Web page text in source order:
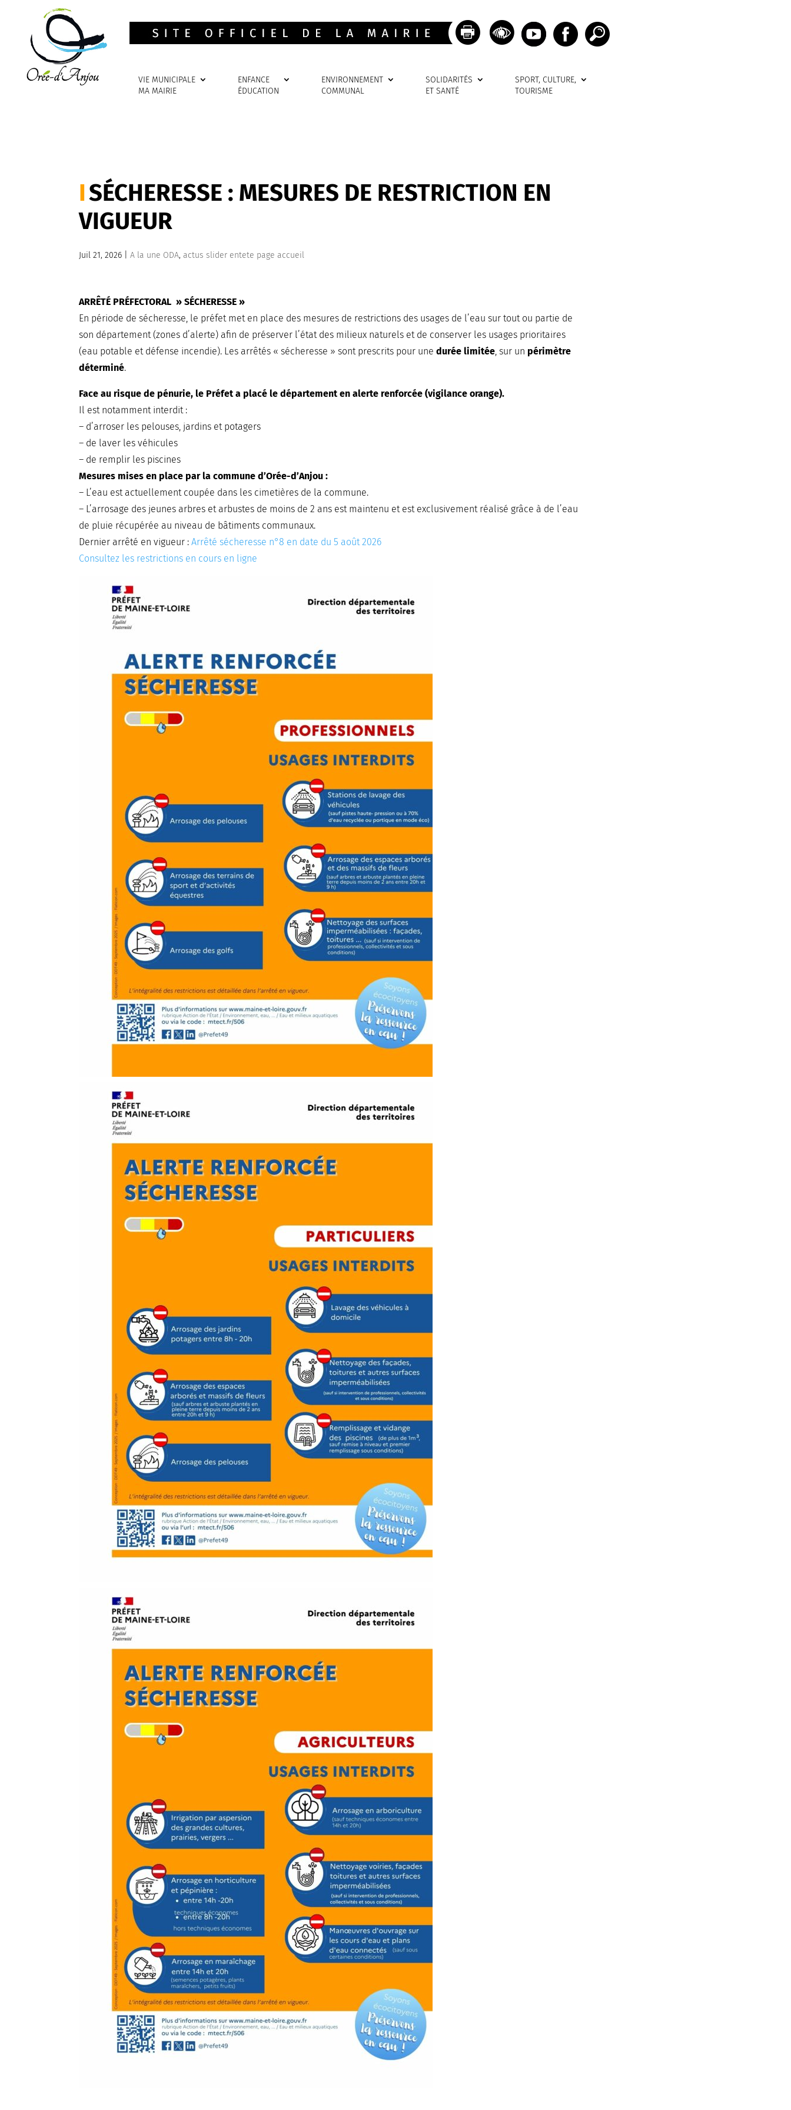
VIE MUNICIPALE
MA MAIRIE
ENFANCE
ÉDUCATION
ENVIRONNEMENT
COMMUNAL
SOLIDARITÉS
ET SANTÉ
SPORT, CULTURE,
TOURISME
SÉCHERESSE : MESURES DE RESTRICTION EN
VIGUEUR
Juil 21, 2026 |A la une ODA,actus slider entete page accueil
ARRÊTÉ PRÉFECTORAL » SÉCHERESSE »
En période de sécheresse, le préfet met en place des mesures de restrictions des usages de l’eau sur tout ou partie de
son département (zones d’alerte) afin de préserver l’état des milieux naturels et de conserver les usages prioritaires
(eau potable et défense incendie). Les arrêtés « sécheresse » sont prescrits pour unedurée limitée , sur un périmètre
déterminé.
Face au risque de pénurie, le Préfet a placé le département en alerte renforcée (vigilance orange).
Il est notamment interdit :
– d’arroser les pelouses, jardins et potagers
– de laver les véhicules
– de remplir les piscines
Mesures mises en place par la commune d’Orée-d’Anjou :
– L’eau est actuellement coupée dans les cimetières de la commune.
– L’arrosage des jeunes arbres et arbustes de moins de 2 ans est maintenu et est exclusivement réalisé grâce à de l’eau
de pluie récupérée au niveau de bâtiments communaux.
Dernier arrêté en vigueur :Arrêté sécheresse n°8 en date du 5 août 2026
Consultez les restrictions en cours en ligne